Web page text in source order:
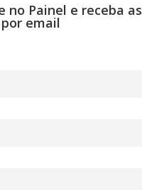
no Painel e receba as
email